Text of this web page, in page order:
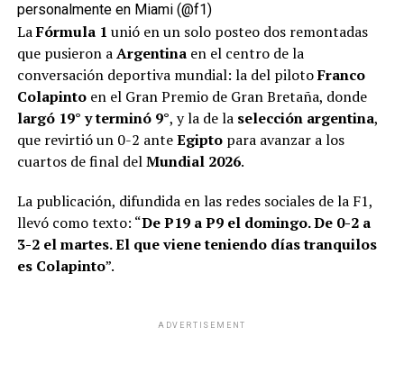
personalmente en Miami (@f1)
LaFórmula 1 unió en un solo posteo dos remontadas
que pusieron aArgentinaen el centro de la
conversación deportiva mundial: la del pilotoFranco
Colapintoen el Gran Premio de Gran Bretaña, donde
largó 19° y terminó 9°, y la de la selección argentina,
que revirtió un 0-2 anteEgiptopara avanzar a los
cuartos de final delMundial 2026.
La publicación, difundida en las redes sociales de la F1,
llevó como texto: “De P19 a P9 el domingo. De 0-2 a
3-2 el martes. El que viene teniendo días tranquilos
es Colapinto”.
ADVERTISEMENT